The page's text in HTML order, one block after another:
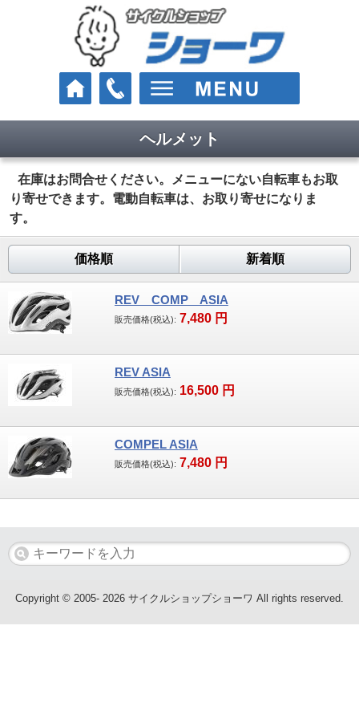
クロスバイク
マウンテンバイク
Eバイク（電動スポーツ車）
街乗り・通学・お買い物
電動アシスト
子供車
ブランド
GIANT
MERIDA・MIYATA
WALKRIDE
ヘルメット
在庫はお問合せください。メニューにない自転車もお取
り寄せできます。電動自転車は、お取り寄せになりま
す。
価格順 新着順
REV COMP ASIA
販売価格(税込): 7,480 円
REV ASIA
販売価格(税込): 16,500 円
COMPEL ASIA
販売価格(税込): 7,480 円
Copyright © 2005- 2026 サイクルショップショーワ All rights reserved.